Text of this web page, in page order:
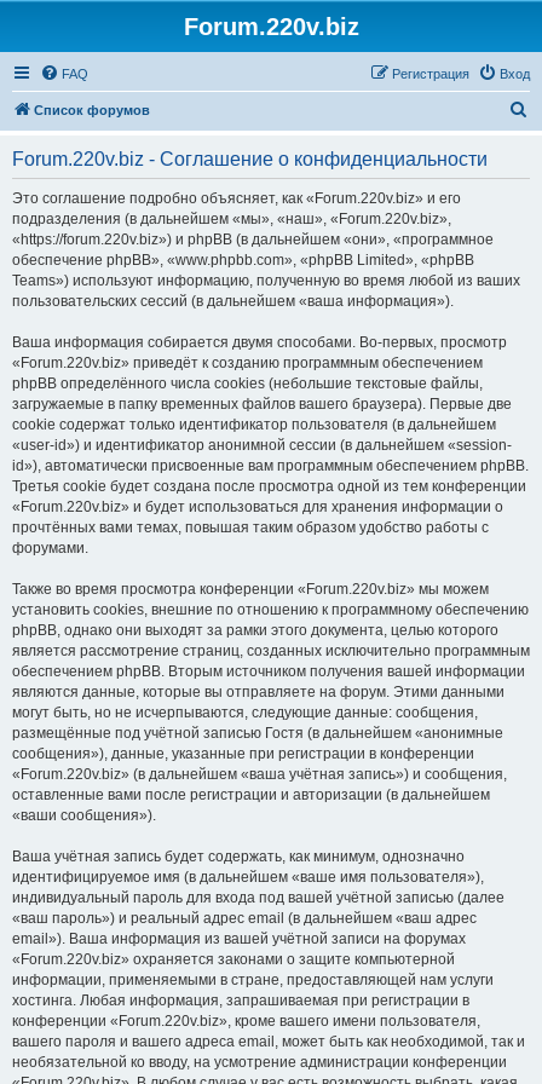
Forum.220v.biz
FAQ Вход
Регистрация
Список форумов
Forum.220v.biz - Соглашение о конфиденциальности
Это соглашение подробно объясняет, как «Forum.220v.biz» и его
подразделения (в дальнейшем «мы», «наш», «Forum.220v.biz»,
«https://forum.220v.biz») и phpBB (в дальнейшем «они», «программное
обеспечение phpBB», «www.phpbb.com», «phpBB Limited», «phpBB
Teams») используют информацию, полученную во время любой из ваших
пользовательских сессий (в дальнейшем «ваша информация»).
Ваша информация собирается двумя способами. Во-первых, просмотр
«Forum.220v.biz» приведёт к созданию программным обеспечением
phpBB определённого числа cookies (небольшие текстовые файлы,
загружаемые в папку временных файлов вашего браузера). Первые две
cookie содержат только идентификатор пользователя (в дальнейшем
«user-id») и идентификатор анонимной сессии (в дальнейшем «session-
id»), автоматически присвоенные вам программным обеспечением phpBB.
Третья cookie будет создана после просмотра одной из тем конференции
«Forum.220v.biz» и будет использоваться для хранения информации о
прочтённых вами темах, повышая таким образом удобство работы с
форумами.
Также во время просмотра конференции «Forum.220v.biz» мы можем
установить cookies, внешние по отношению к программному обеспечению
phpBB, однако они выходят за рамки этого документа, целью которого
является рассмотрение страниц, созданных исключительно программным
обеспечением phpBB. Вторым источником получения вашей информации
являются данные, которые вы отправляете на форум. Этими данными
могут быть, но не исчерпываются, следующие данные: сообщения,
размещённые под учётной записью Гостя (в дальнейшем «анонимные
сообщения»), данные, указанные при регистрации в конференции
«Forum.220v.biz» (в дальнейшем «ваша учётная запись») и сообщения,
оставленные вами после регистрации и авторизации (в дальнейшем
«ваши сообщения»).
Ваша учётная запись будет содержать, как минимум, однозначно
идентифицируемое имя (в дальнейшем «ваше имя пользователя»),
индивидуальный пароль для входа под вашей учётной записью (далее
«ваш пароль») и реальный адрес email (в дальнейшем «ваш адрес
email»). Ваша информация из вашей учётной записи на форумах
«Forum.220v.biz» охраняется законами о защите компьютерной
информации, применяемыми в стране, предоставляющей нам услуги
хостинга. Любая информация, запрашиваемая при регистрации в
конференции «Forum.220v.biz», кроме вашего имени пользователя,
вашего пароля и вашего адреса email, может быть как необходимой, так и
необязательной ко вводу, на усмотрение администрации конференции